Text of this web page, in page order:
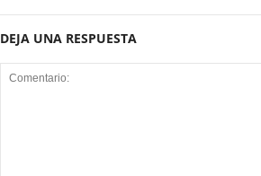
DEJA UNA RESPUESTA